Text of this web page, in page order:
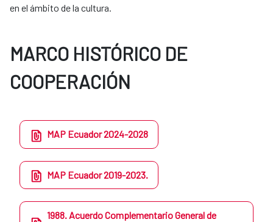
en el ámbito de la cultura.
MARCO HISTÓRICO DE
COOPERACIÓN
MAP Ecuador 2024-2028
MAP Ecuador 2019-2023.
1988. Acuerdo Complementario General de